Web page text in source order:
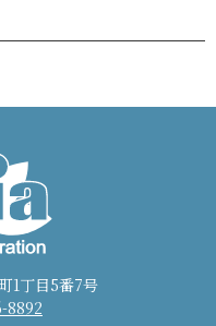
1丁目5番7号
8892